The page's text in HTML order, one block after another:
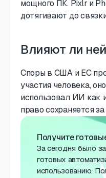
мощного ПК. Pixlr и
дотягивают до
Влияют ли
Споры в США и ЕС
участия человека,
использовал ИИ как
право сохраняется
Получите
За сегодня было
готовых
использованию.